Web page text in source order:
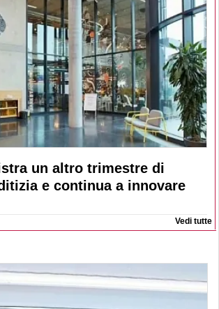
un altro trimestre di
e continua a innovare
Vedi tutte